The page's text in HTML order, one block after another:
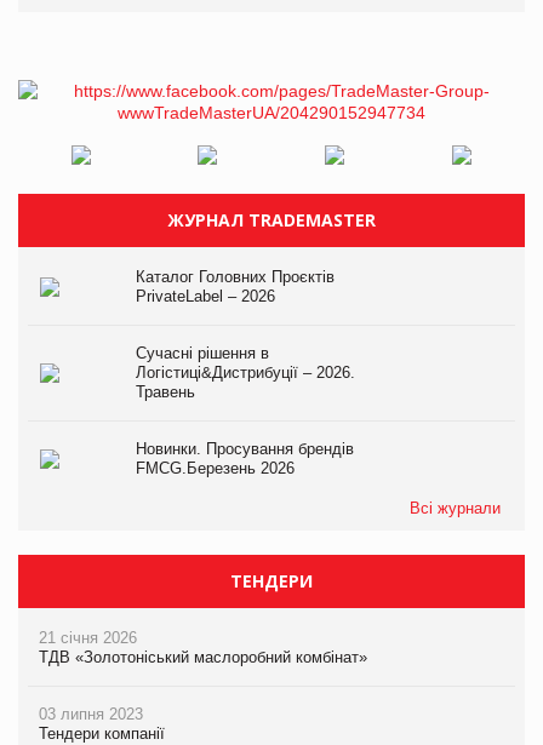
ЖУРНАЛ TRADEMASTER
Каталог Головних Проєктів
PrivateLabel – 2026
Сучасні рішення в
Логістиці&Дистрибуції – 2026.
Травень
Новинки. Просування брендів
FMCG.Березень 2026
Всі журнали
ТЕНДЕРИ
21 січня 2026
ТДВ «Золотоніський маслоробний комбінат»
03 липня 2023
Тендери компанії